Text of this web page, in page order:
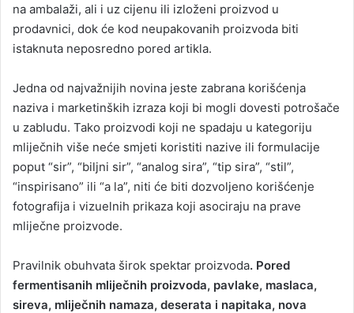
na ambalaži, ali i uz cijenu ili izloženi proizvod u
prodavnici, dok će kod neupakovanih proizvoda biti
istaknuta neposredno pored artikla.
Jedna od najvažnijih novina jeste zabrana korišćenja
naziva i marketinških izraza koji bi mogli dovesti potrošače
u zabludu. Tako proizvodi koji ne spadaju u kategoriju
mliječnih više neće smjeti koristiti nazive ili formulacije
poput “sir”, “biljni sir”, “analog sira”, “tip sira”, “stil”,
“inspirisano” ili “a la”, niti će biti dozvoljeno korišćenje
fotografija i vizuelnih prikaza koji asociraju na prave
mliječne proizvode.
Pravilnik obuhvata širok spektar proizvoda. Pored
fermentisanih mliječnih proizvoda, pavlake, maslaca,
sireva, mliječnih namaza, deserata i napitaka, nova